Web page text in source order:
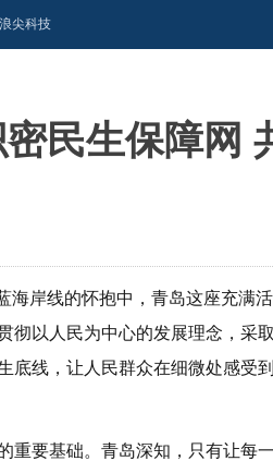
浪尖科技
民生保障网
海岸线的怀抱中，青岛这座充满
彻以人民为中心的发展理念，采
线，让人民群众在细微处感受
重要基础。青岛深知，只有让每